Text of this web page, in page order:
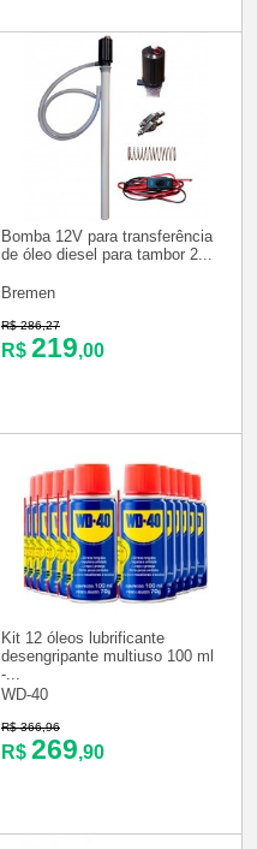
Bomba 12V para transferência
de óleo diesel para tambor 2...
Bremen
R$ 286,27
R$ 219,00
Kit 12 óleos lubrificante
desengripante multiuso 100 ml
-...
WD-40
R$ 366,96
R$ 269,90